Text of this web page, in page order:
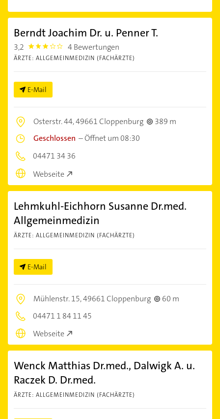
Berndt Joachim Dr. u. Penner T.
3,2 3.2 4 Bewertungen
ÄRZTE: ALLGEMEINMEDIZIN (FACHÄRZTE)
E-Mail
Osterstr. 44,49661 Cloppenburg
389 m
Geschlossen –Öffnet um 08:30
04471 34 36
Webseite
Lehmkuhl-Eichhorn Susanne Dr.med.
Allgemeinmedizin
ÄRZTE: ALLGEMEINMEDIZIN (FACHÄRZTE)
E-Mail
Mühlenstr. 15,49661 Cloppenburg
60 m
04471 1 84 11 45
Webseite
Wenck Matthias Dr.med., Dalwigk A. u.
Raczek D. Dr.med.
ÄRZTE: ALLGEMEINMEDIZIN (FACHÄRZTE)